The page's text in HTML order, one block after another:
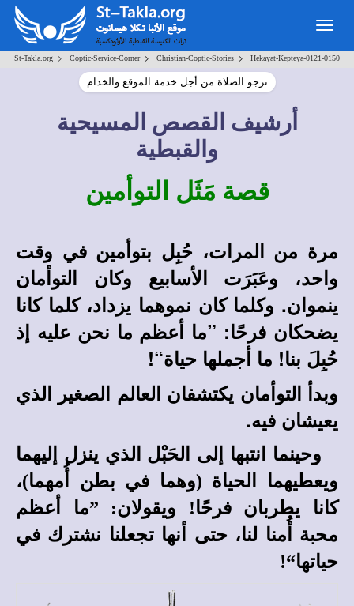
St-Takla.org > Coptic-Service-Corner> Christian-Coptic-Stories > Hekayat-Kepteya-0121-0150
نرجو الصلاة من أجل خدمة الموقع والخدام
أرشيف القصص المسيحية
والقبطية
قصة مَثَل التوأمين
مرة من المرات، حُبِل بتوأمين في وقت
واحد، وعَبَرَت الأسابيع وكان التوأمان
ينموان. وكلما كان نموهما يزداد، كلما كانا
يضحكان فرحًا: ”ما أعظم ما نحن عليه إذ
حُبِلَ بنا! ما أجملها حياة“!
وبدأ التوأمان يكتشفان العالم الصغير الذي
يعيشان فيه.
وحينما انتبها إلى الحَبْل الذي ينزل إليهما
ويعطيهما الحياة (وهما في بطن أُمهما)،
كانا يطربان فرحًا! ويقولان: ”ما أعظم
محبة أُمنا لنا، حتى أنها تجعلنا نشترك في
حياتها“!